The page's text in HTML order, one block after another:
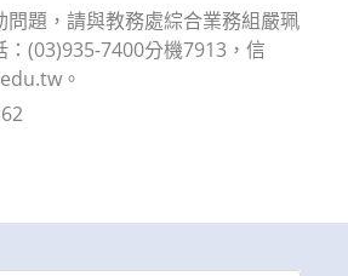
問題，請與教務處綜合業務組嚴珮
：(03)935-7400分機7913，信
。